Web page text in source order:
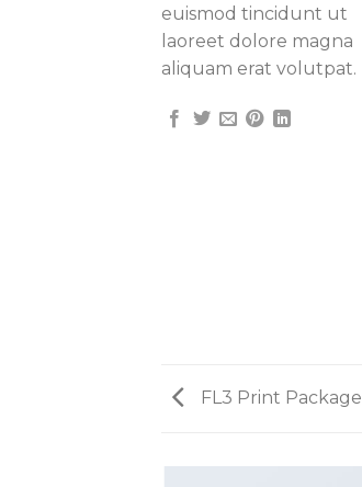
euismod tincidunt ut
laoreet dolore magna
aliquam erat volutpat.
FL3 Print Package